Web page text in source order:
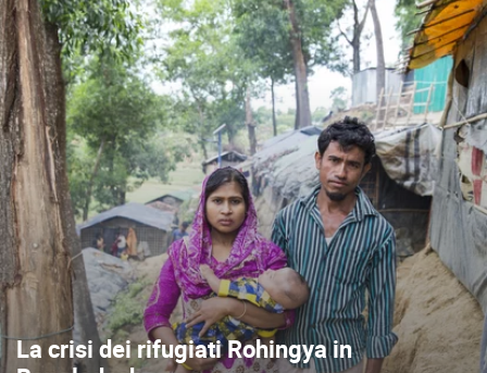
La crisi dei rifugiati Rohingya in